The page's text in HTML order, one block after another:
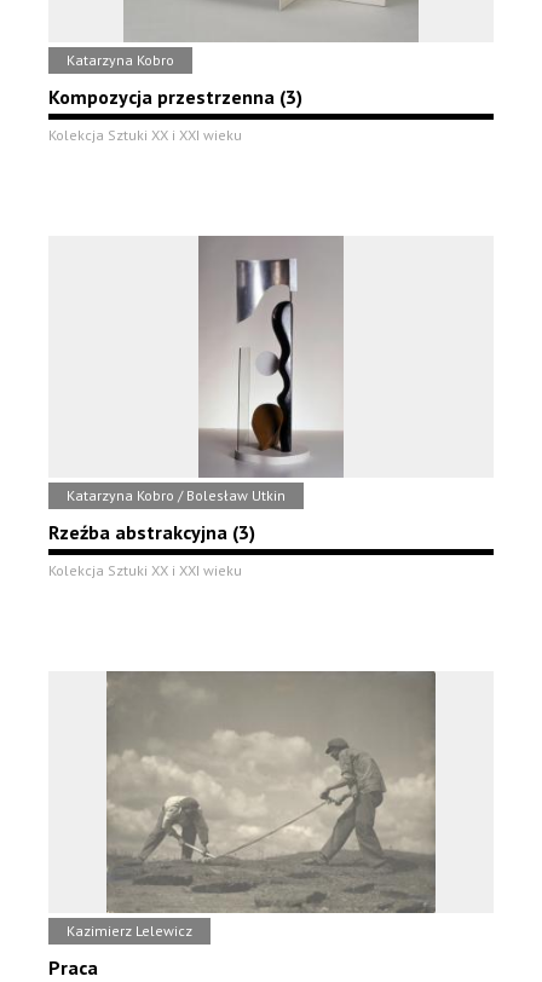
Katarzyna Kobro
Kompozycja przestrzenna (3)
Kolekcja Sztuki XX i XXI wieku
Katarzyna Kobro / Bolesław Utkin
Rzeźba abstrakcyjna (3)
Kolekcja Sztuki XX i XXI wieku
Kazimierz Lelewicz
Praca